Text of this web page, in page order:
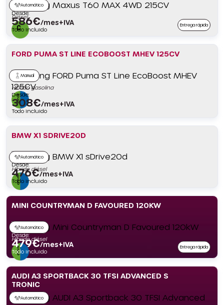
Automático
Diésel
Desde:
586€/mes+IVA
Todo incluido
Entrega rápida
FORD PUMA ST LINE ECOBOOST MHEV 125CV
Manual
Híbrido gasolina
Desde:
308€/mes+IVA
Todo incluido
BMW X1 SDRIVE20D
Automático
Híbrido diésel
Desde:
476€/mes+IVA
Todo incluido
MINI COUNTRYMAN D FAVOURED 120KW
Automático
Híbrido diésel
Desde:
479€/mes+IVA
Todo incluido
Entrega rápida
AUDI A3 SPORTBACK 30 TFSI ADVANCED S
TRONIC
Automático